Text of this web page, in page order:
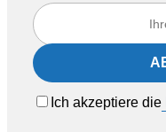
Ich akzeptiere die